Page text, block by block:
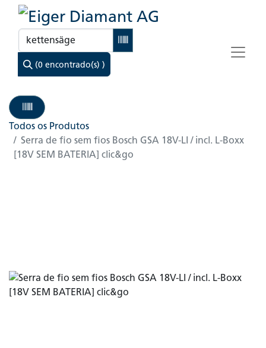
(0 encontrado(s) )
Todos os Produtos
Serra de fio sem fios Bosch GSA 18V-LI / incl. L-Boxx
[18V SEM BATERIA] clic&go